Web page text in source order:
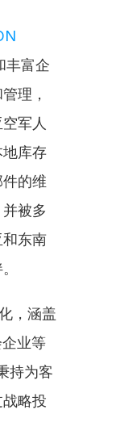
丰富企
理，
军人
地库存
的维
被多
东南
，涵盖
业等
持为客
略投